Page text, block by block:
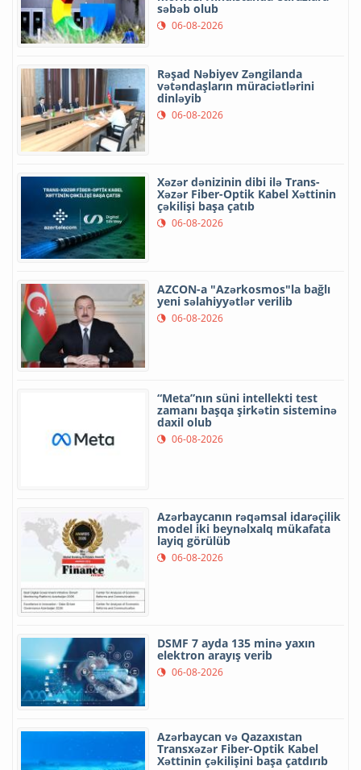
səbəb olub
06-08-2026
Rəşad Nəbiyev Zəngilanda
vətəndaşların müraciətlərini
dinləyib
06-08-2026
Xəzər dənizinin dibi ilə Trans-
Xəzər Fiber-Optik Kabel Xəttinin
çəkilişi başa çatıb
06-08-2026
AZCON-a "Azərkosmos"la bağlı
yeni səlahiyyətlər verilib
06-08-2026
“Meta”nın süni intellekti test
zamanı başqa şirkətin sisteminə
daxil olub
06-08-2026
Azərbaycanın rəqəmsal idarəçilik
model iki beynəlxalq mükafata
layiq görülüb
06-08-2026
DSMF 7 ayda 135 minə yaxın
elektron arayış verib
06-08-2026
Azərbaycan və Qazaxıstan
Transxəzər Fiber-Optik Kabel
Xəttinin çəkilişini başa çatdırıb